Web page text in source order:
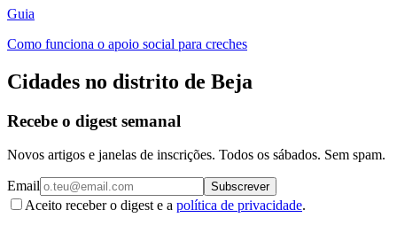
Guia
Como funciona o apoio social para creches
Cidades no distrito de Beja
Recebe o digest semanal
Novos artigos e janelas de inscrições. Todos os sábados. Sem spam.
Email Subscrever
Aceito receber o digest e a política de privacidade.